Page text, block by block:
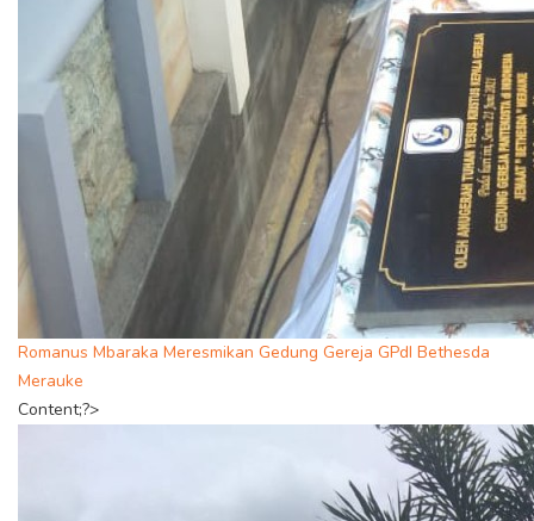
Romanus Mbaraka Meresmikan Gedung Gereja GPdI Bethesda
Merauke
Content;?>